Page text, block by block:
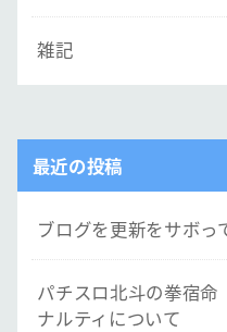
雑記
最近の投稿
ブログを更新をサボっ
パチスロ北斗の拳宿
ナルティについて